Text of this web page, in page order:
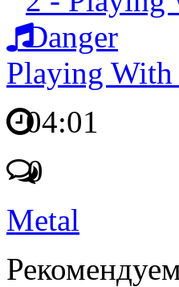
Playing With
04:01
0
Metal